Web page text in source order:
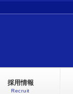
採用情報
Recruit